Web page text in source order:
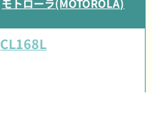
モトローラ(MOTOROLA)
CL168L